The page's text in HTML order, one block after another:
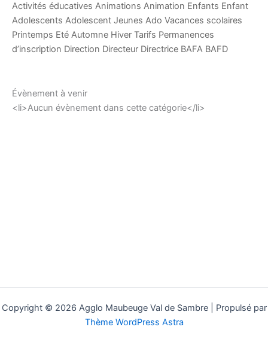
Activités éducatives Animations Animation Enfants Enfant
Adolescents Adolescent Jeunes Ado Vacances scolaires
Printemps Eté Automne Hiver Tarifs Permanences
d’inscription Direction Directeur Directrice BAFA BAFD
Évènement à venir
<li>Aucun évènement dans cette catégorie</li>
Copyright © 2026 Agglo Maubeuge Val de Sambre | Propulsé par
Thème WordPress Astra